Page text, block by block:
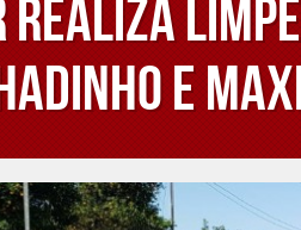
realiza
e